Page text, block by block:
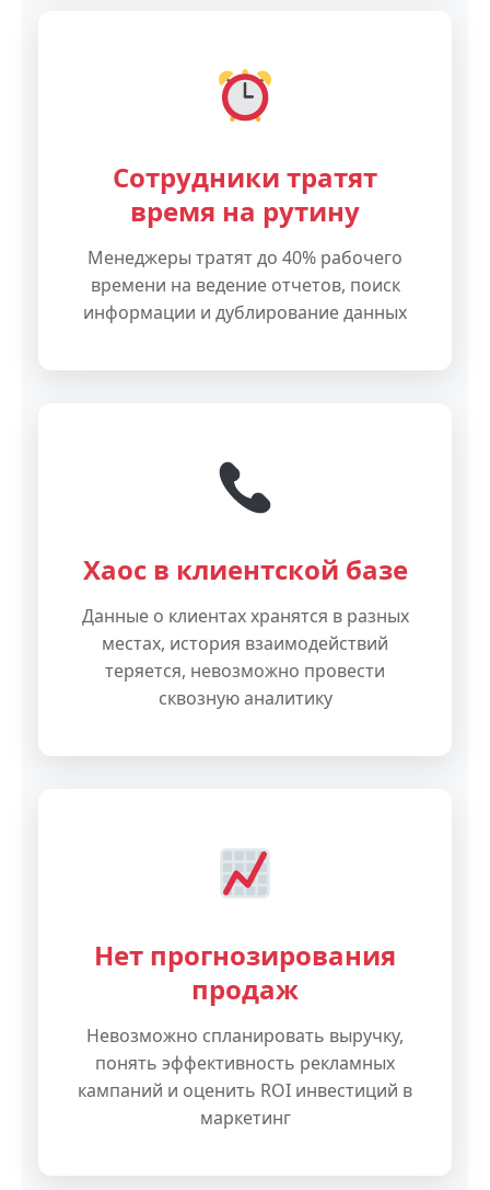
Сотрудники тратят
время на рутину
Менеджеры тратят до 40% рабочего
времени на ведение отчетов, поиск
информации и дублирование данных
Хаос в клиентской базе
Данные о клиентах хранятся в разных
местах, история взаимодействий
теряется, невозможно провести
сквозную аналитику
Нет прогнозирования
продаж
Невозможно спланировать выручку,
понять эффективность рекламных
кампаний и оценить ROI инвестиций в
маркетинг